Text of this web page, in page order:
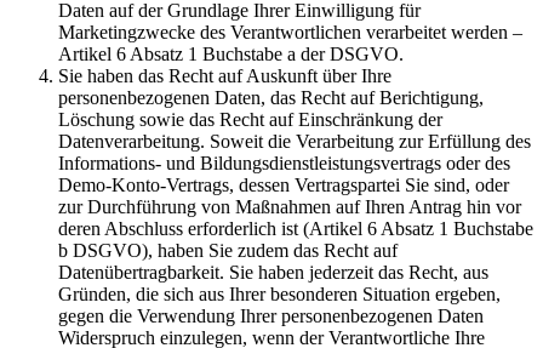
Daten auf der Grundlage Ihrer Einwilligung für
Marketingzwecke des Verantwortlichen verarbeitet werden –
Artikel 6 Absatz 1 Buchstabe a der DSGVO.
Sie haben das Recht auf Auskunft über Ihre
personenbezogenen Daten, das Recht auf Berichtigung,
Löschung sowie das Recht auf Einschränkung der
Datenverarbeitung. Soweit die Verarbeitung zur Erfüllung des
Informations- und Bildungsdienstleistungsvertrags oder des
Demo-Konto-Vertrags, dessen Vertragspartei Sie sind, oder
zur Durchführung von Maßnahmen auf Ihren Antrag hin vor
deren Abschluss erforderlich ist (Artikel 6 Absatz 1 Buchstabe
b DSGVO), haben Sie zudem das Recht auf
Datenübertragbarkeit. Sie haben jederzeit das Recht, aus
Gründen, die sich aus Ihrer besonderen Situation ergeben,
gegen die Verwendung Ihrer personenbezogenen Daten
Widerspruch einzulegen, wenn der Verantwortliche Ihre